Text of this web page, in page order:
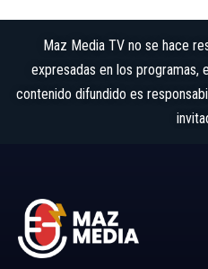
Maz Media TV no se hace
expresadas en los programas,
contenido difundido es